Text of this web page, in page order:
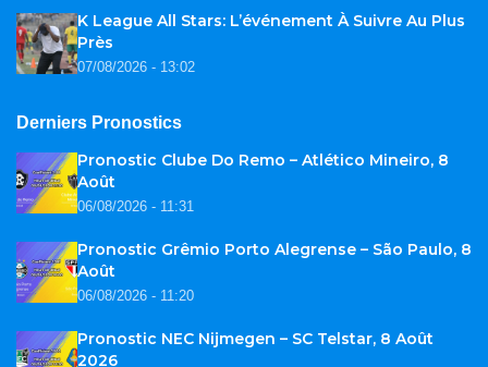
K League All Stars: L’événement À Suivre Au Plus
Près
07/08/2026 - 13:02
Derniers Pronostics
Pronostic Clube Do Remo – Atlético Mineiro, 8
Août
06/08/2026 - 11:31
Pronostic Grêmio Porto Alegrense – São Paulo, 8
Août
06/08/2026 - 11:20
Pronostic NEC Nijmegen – SC Telstar, 8 Août
2026